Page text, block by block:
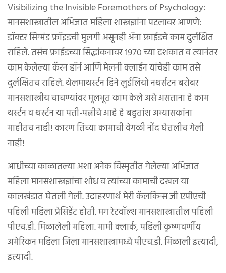
Visibilizing the Invisible Foremothers of Psychology:
मानसशास्त्रातील अभिजात महिला शास्त्रज्ञांना पटलावर आणणे:
डॉक्टर सिग्मंड फ्रॉइडची मुलगी असूनही ॲना फ्राईडचे काम दुर्लक्षित
राहिले. तसंच फ्राईडच्या सिद्धांकनावर १९७० च्या दशकात व त्यानंतर
काम केलेल्या कॅरन हॉर्न आणि मेलनी क्लाईन यांचेही काम तसे
दुर्लक्षितच राहिले. थेलमाथर्स्टन हिने लुईलियो नथर्सटन बरोबर
मानसशास्त्रीय चाचण्यांवर मूलभूत काम केले असे असताना हे काम
थर्स्टन व थर्स्टन या पती-पत्नीचे आहे हे बहुतांश अभ्यासकांना
माहीतच नाही! कारण तिच्या कामाची वेगळी नोंद घेतलीच गेली
नाही!
आधीच्या काळातल्या अशा अनेक विस्मृतीत गेलेल्या अभिजात
महिला मानसशास्त्रज्ञांचा शोध व त्यांच्या कामाची दखल या
कालखंडात घेतली गेली. उदाहरणार्थ मेरी कॅलकिन्स जी एपीएची
पहिली महिला प्रेसिडेंट होती. मग रेटवॉल्श मानसशास्त्रातील पहिली
पीएच.डी. मिळालेली महिला. मामी क्लार्क, पहिली कृष्णवर्णीय
अमेरिकन महिला जिला मानसशास्त्रामध्ये पीएच.डी. मिळाली इत्यादी,
इत्यादी.